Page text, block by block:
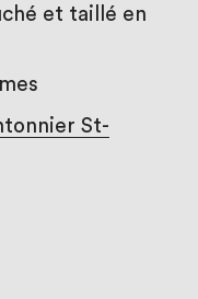
et taillé en
St-